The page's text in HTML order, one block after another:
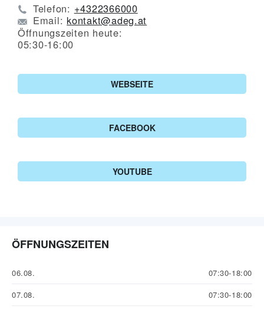
Telefon: +4322366000
Email: kontakt@adeg.at
Öffnungszeiten heute:
05:30-16:00
WEBSEITE
FACEBOOK
YOUTUBE
ÖFFNUNGSZEITEN
06.08.
07:30-18:00
07.08.
07:30-18:00